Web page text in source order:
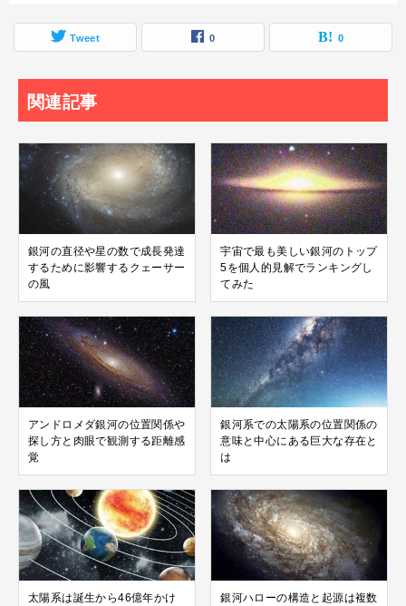
Tweet 0 0
関連記事
銀河の直径や星の数で成長発達
するために影響するクェーサー
の風
宇宙で最も美しい銀河のトップ
5を個人的見解でランキングし
てみた
アンドロメダ銀河の位置関係や
探し方と肉眼で観測する距離感
覚
銀河系での太陽系の位置関係の
意味と中心にある巨大な存在と
は
太陽系は誕生から46億年かけ
銀河ハローの構造と起源は複数